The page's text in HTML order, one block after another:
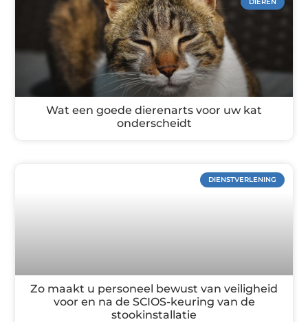
Wat een goede dierenarts voor uw kat
onderscheidt
DIENSTVERLENING
Zo maakt u personeel bewust van veiligheid
voor en na de SCIOS-keuring van de
stookinstallatie